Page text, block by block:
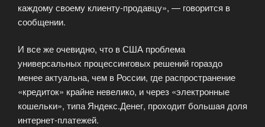
каждому своему клиенту-продавцу», — говорится в
сообщении.
И все же очевидно, что в США проблема
универсальных процессинговых решений гораздо
менее актуальна, чем в России, где распространение
«кредиток» крайне невелико, и через «электронные
кошельки», типа Яндекс.Денег, проходит большая доля
интернет-платежей.